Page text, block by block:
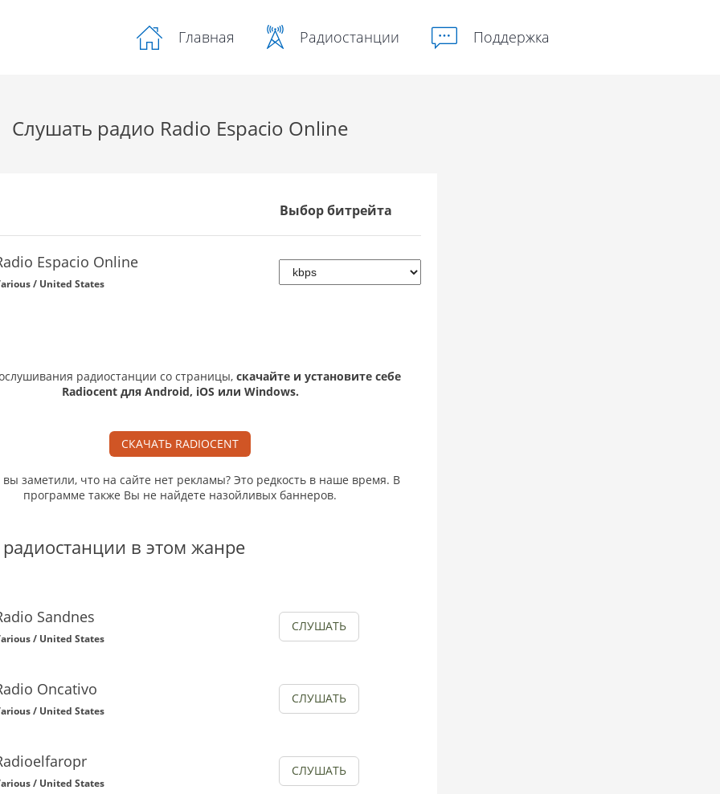
Главная Радиостанции Поддержка
Слушать радио Radio Espacio Online
Выбор битрейта
Espacio Online
/ United States
радиостанции со страницы, скачайте и установите себе
Radiocent для Android, iOS или Windows.
СКАЧАТЬ RADIOCENT
вы заметили, что на сайте нет рекламы? Это редкость в наше время. В
программе также Вы не найдете назойливых баннеров.
в этом жанре
Sandnes
/ United States
СЛУШАТЬ
Oncativo
/ United States
СЛУШАТЬ
/ United States
СЛУШАТЬ